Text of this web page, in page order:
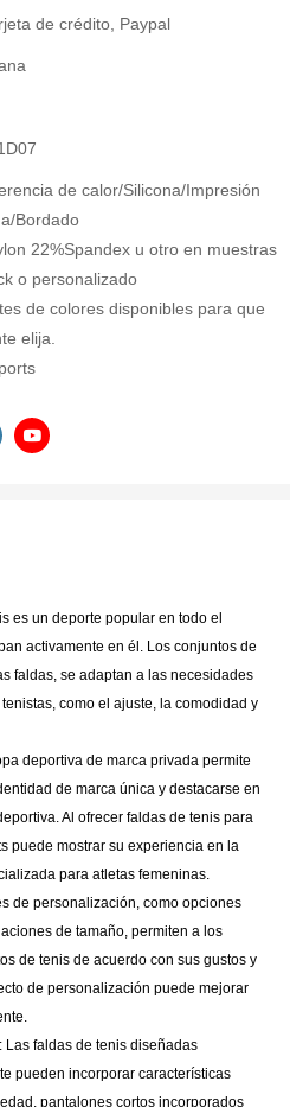
de crédito, Paypal
de calor/Silicona/Impresión
Bordado
22%Spandex u otro en muestras
o personalizado
de colores disponibles para que
elija.
es un deporte popular en todo el
activamente en él. Los conjuntos de
faldas, se adaptan a las necesidades
como el ajuste, la comodidad y
deportiva de marca privada permite
de marca única y destacarse en
Al ofrecer faldas de tenis para
puede mostrar su experiencia en la
para atletas femeninas.
de personalización, como opciones
de tamaño, permiten a los
de tenis de acuerdo con sus gustos y
de personalización puede mejorar
: Las faldas de tenis diseñadas
pueden incorporar características
pantalones cortos incorporados